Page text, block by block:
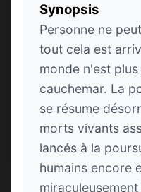
Synopsis
Personne ne
tout cela est
monde n'est
cauchemar. La
se résume
morts vivants
lancés à la
humains encore